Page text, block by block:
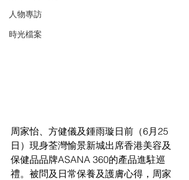
人物專訪
時光檔案
周家怡、方健儀及鍾雨璇日前（6月25
日）現身荃灣愉景新城出席香港美容及
保健品品牌ASANA 360的產品進駐巡
禮。被問及日常保養及護膚心得，周家